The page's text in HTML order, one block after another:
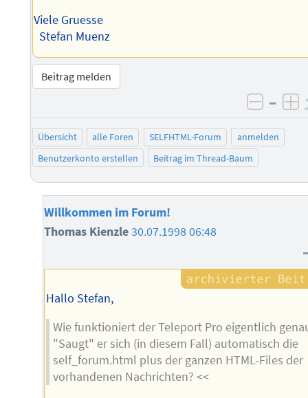
Viele Gruesse
Stefan Muenz
Beitrag melden
–
Übersicht alle Foren SELFHTML-Forum
anmelden
Benutzerkonto erstellen
Beitrag im Thread-Baum
Willkommen im Forum!
Thomas Kienzle30.07.1998 06:48
Hallo Stefan,
Wie funktioniert der Teleport Pro eigentlich
"Saugt" er sich (in diesem Fall) automatisch die
self_forum.html plus der ganzen HTML-Files der
vorhandenen Nachrichten? <<